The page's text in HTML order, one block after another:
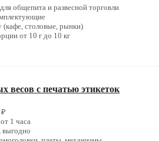
общепита и развесной торговли
(кафе, столовые, рынки)
от 10 г до 10 кг
весов с печатью этикеток
1 часа
выгодно